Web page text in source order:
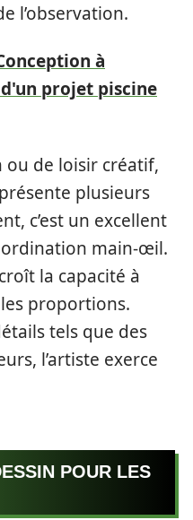
l’observation.
à
projet piscine
ou de loisir créatif,
plusieurs
c’est un excellent
main-œil.
la capacité à
proportions.
tels que des
l’artiste exerce
POUR LES